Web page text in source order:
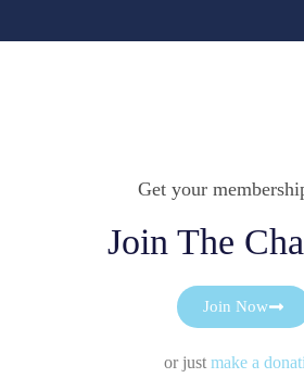
Get your
Join The
Join Now
or just make a